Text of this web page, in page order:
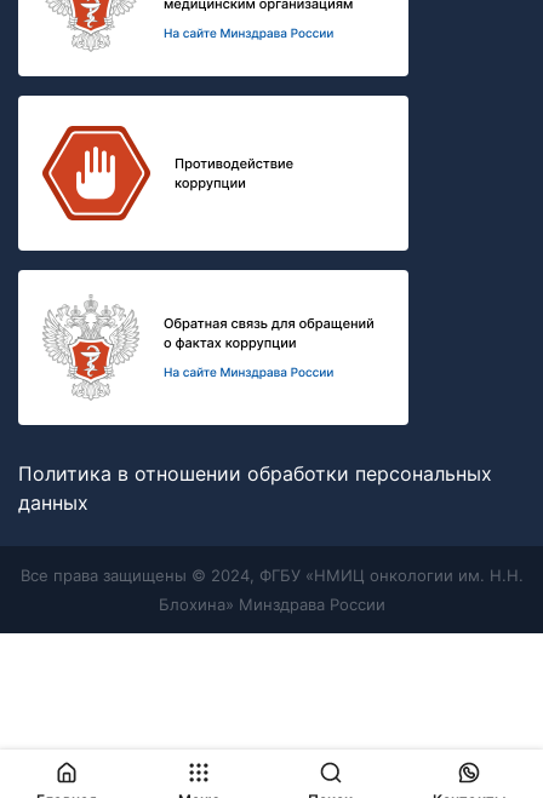
Политика в отношении обработки персональных
данных
Все права защищены © 2024, ФГБУ «НМИЦ онкологии им. Н.Н.
Блохина» Минздрава России